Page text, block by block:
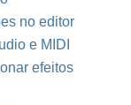
no editor
e MIDI
efeitos